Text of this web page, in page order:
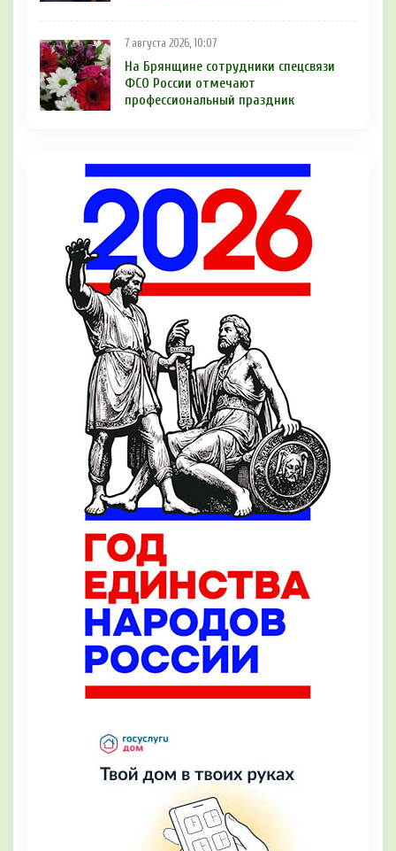
7 августа 2026, 10:07
На Брянщине сотрудники спецсвязи
ФСО России отмечают
профессиональный праздник